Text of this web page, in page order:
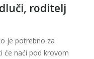
roditelj
je potrebno za
će naći pod krovom